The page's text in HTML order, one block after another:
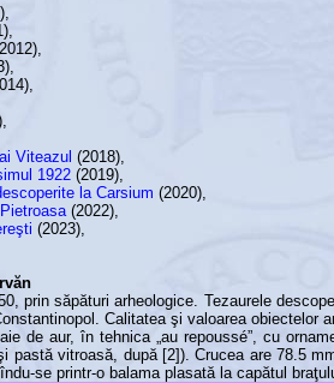
Viteazul (2018),
1922 (2019),
la Carsium (2020),
(2022),
(2023),
prin săpături arheologice. Tezaurele
Calitatea şi valoarea
de aur, în tehnica „au repoussé”, cu
pastă vitroasă, după [2]). Crucea are 78.5
se printr-o balama plasată la capătul